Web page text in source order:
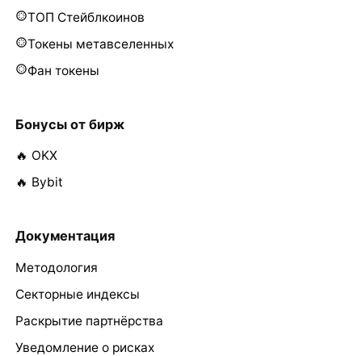
ТОП Стейблкоинов
Токены метавселенных
Фан токены
Бонусы от бирж
🔥 OKX
🔥 Bybit
Документация
Методология
Секторные индексы
Раскрытие партнёрства
Уведомление о рисках